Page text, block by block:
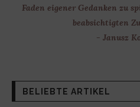
Faden eigener Gedanken zu
beabsichtigten
- Janusz
BELIEBTE ARTIKEL